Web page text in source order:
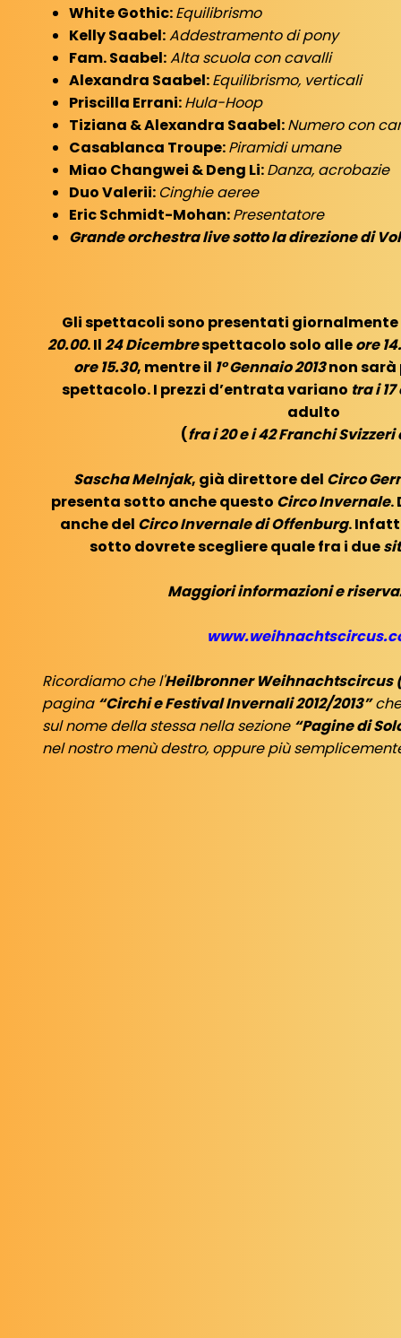
White Gothic:Equilibrismo
Kelly Saabel:Addestramento di pony
Fam. Saabel:Alta scuola con cavalli
Alexandra Saabel:Equilibrismo, verticali
Priscilla Errani:Hula-Hoop
Tiziana & Alexandra Saabel:Numero con
Casablanca Troupe:Piramidi umane
Miao Changwei & Deng Li:Danza, acrobazie
Duo Valerii: Cinghie aeree
Eric Schmidt-Mohan:Presentatore
Grande orchestra live sotto la direzione di
Gli spettacoli sono presentati
20.00. Il24 Dicembrespettacolo solo alleore
ore 15.30, mentre il 1° Gennaio 2013non sarà
spettacolo. I prezzi d’entrata variano tra i
adulto
(fra i 20 e i 42 Franchi
Sascha Melnjak, già direttore del Circo
presenta sotto anche questo Circo Invernale.
anche del Circo Invernale di Offenburg.
sotto dovrete scegliere quale fra i due
Maggiori informazioni e
Ricordiamo che l'Heilbronner Weihnachtscircus
pagina “Circhi e Festival Invernali 2012/2013”
sul nome della stessa nella sezione “Pagine di
nel nostro menù destro, oppure più